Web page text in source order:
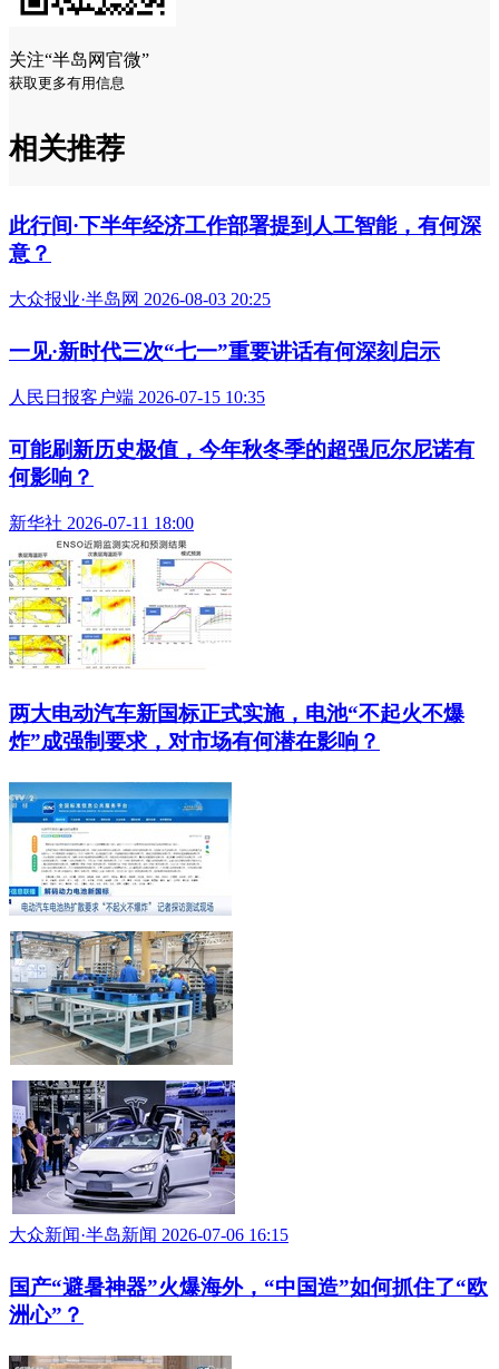
关注“半岛网官微”
获取更多有用信息
相关推荐
此行间·下半年经济工作部署提到人工智能，有何深
意？
大众报业·半岛网 2026-08-03 20:25
一见·新时代三次“七一”重要讲话有何深刻启示
人民日报客户端 2026-07-15 10:35
可能刷新历史极值，今年秋冬季的超强厄尔尼诺有
何影响？
新华社 2026-07-11 18:00
两大电动汽车新国标正式实施，电池“不起火不爆
炸”成强制要求，对市场有何潜在影响？
大众新闻·半岛新闻 2026-07-06 16:15
国产“避暑神器”火爆海外，“中国造”如何抓住了“欧
洲心”？